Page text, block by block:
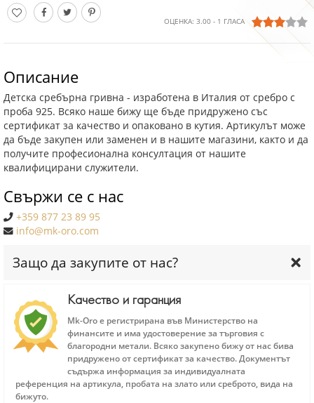
ОЦЕНКА: 3.00 - 1 ГЛАСА
Описание
Детска сребърна гривна - изработена в Италия от сребро с
проба 925. Всяко наше бижу ще бъде придружено със
сертификат за качество и опаковано в кутия. Артикулът може
да бъде закупен или заменен и в нашите магазини, както и да
получите професионална консултация от нашите
квалифицирани служители.
Свържи се с нас
+359 877 23 89 95
info@mk-oro.com
Защо да закупите от нас?
Качество и гаранция
Mk-Oro е регистрирана във Министерство на
финансите и има удостоверение за търговия с
благородни метали. Всяко закупено бижу от нас бива
придружено от сертификат за качество. Документът
съдържа информация за индивидуалната
референция на артикула, пробата на злато или среброто, вида на
бижуто.